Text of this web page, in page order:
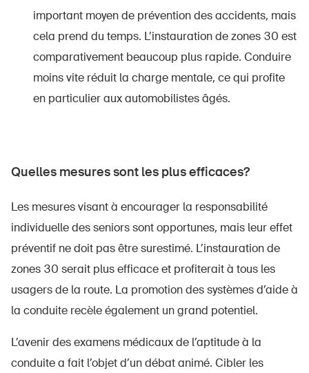
important moyen de prévention des accidents, mais
cela prend du temps. L’instauration de zones 30 est
comparativement beaucoup plus rapide. Conduire
moins vite réduit la charge mentale, ce qui profite
en particulier aux automobilistes âgés.
Quelles mesures sont les plus efficaces?
Les mesures visant à encourager la responsabilité
individuelle des seniors sont opportunes, mais leur effet
préventif ne doit pas être surestimé. L’instauration de
zones 30 serait plus efficace et profiterait à tous les
usagers de la route. La promotion des systèmes d’aide à
la conduite recèle également un grand potentiel.
L’avenir des examens médicaux de l’aptitude à la
conduite a fait l’objet d’un débat animé. Cibler les